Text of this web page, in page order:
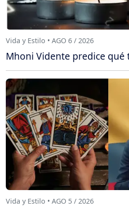
Vida y Estilo • AGO 6 / 2026
Mhoni Vidente predice qué
Vida y Estilo • AGO 5 / 2026